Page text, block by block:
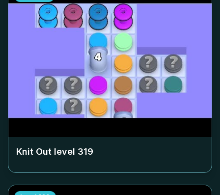
Knit Out level 319